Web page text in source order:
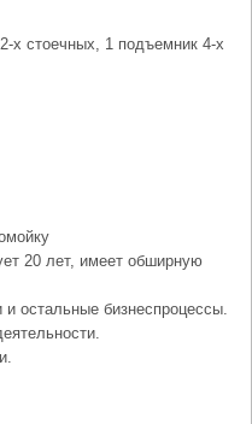
х стоечных, 1 подъемник 4-х
20 лет, имеет обширную
остальные бизнеспроцессы.